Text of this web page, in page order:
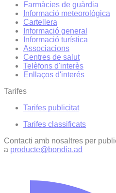
Farmàcies de guàrdia
Informació meteorològica
Cartellera
Informació general
Informació turística
Associacions
Centres de salut
Telèfons d'interès
Enllaços d'interés
Tarifes
Tarifes publicitat
Tarifes classificats
Contacti amb nosaltres per
a producte@bondia.ad